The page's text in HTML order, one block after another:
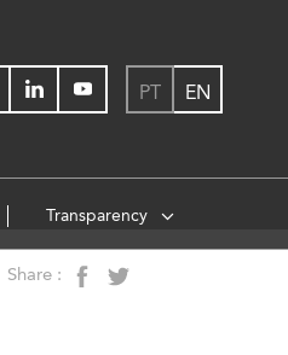
PT EN
Transparency
Share :